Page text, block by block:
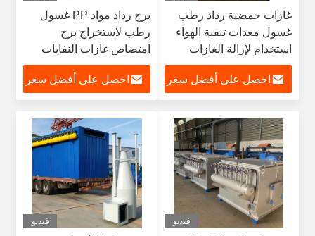
غازات حمضية رذاذ رطب
غسول معدات تنقية الهواء
استخدام لإزالة الغازات
الضارة مصنع كيميائي
احصل على أفضل سعر
برج رذاذ مواد PP غسول
رطب لاستخراج برج
امتصاص غازات النفايات
احصل على أفضل سعر
فيديو فيديو